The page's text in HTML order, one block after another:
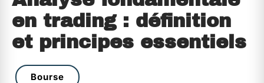
en trading : définition
et principes essentiels
Bourse